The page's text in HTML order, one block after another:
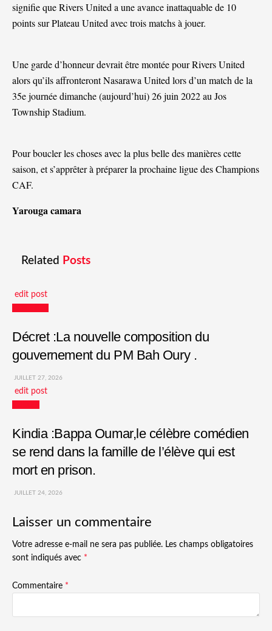
signifie que Rivers United a une avance inattaquable de 10
points sur Plateau United avec trois matchs à jouer.
Une garde d’honneur devrait être montée pour Rivers United
alors qu’ils affronteront Nasarawa United lors d’un match de la
35e journée dimanche (aujourd’hui) 26 juin 2022 au Jos
Township Stadium.
Pour boucler les choses avec la plus belle des manières cette
saison, et s’apprêter à préparer la prochaine ligue des Champions
CAF.
Yarouga camara
Related Posts
edit post
Décret :La nouvelle composition du
gouvernement du PM Bah Oury .
JUILLET 27, 2026
edit post
Kindia :Bappa Oumar,le célèbre comédien
se rend dans la famille de l’élève qui est
mort en prison.
JUILLET 24, 2026
Laisser un commentaire
Votre adresse e-mail ne sera pas publiée. Les champs obligatoires
sont indiqués avec *
Commentaire *